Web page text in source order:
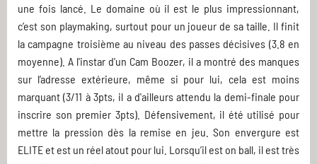
une fois lancé. Le domaine où il est le plus impressionnant,
c’est son playmaking, surtout pour un joueur de sa taille. Il finit
la campagne troisième au niveau des passes décisives (3.8 en
moyenne). A l'instar d'un Cam Boozer, il a montré des manques
sur l’adresse extérieure, même si pour lui, cela est moins
marquant (3/11 à 3pts, il a d'ailleurs attendu la demi-finale pour
inscrire son premier 3pts). Défensivement, il été utilisé pour
mettre la pression dès la remise en jeu. Son envergure est
ELITE et est un réel atout pour lui. Lorsqu’il est on ball, il est très